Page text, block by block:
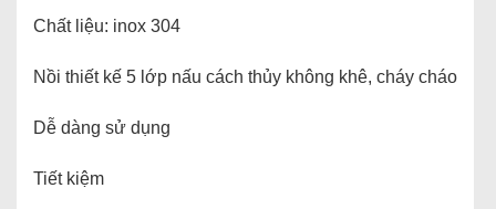
Chất liệu: inox 304
Nồi thiết kế 5 lớp nấu cách thủy không khê, cháy cháo
Dễ dàng sử dụng
Tiết kiệm